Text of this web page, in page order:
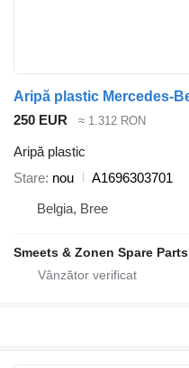
250 EUR ≈ 1.312 RON
Aripă plastic
Stare nou
A1696303701
Belgia, Bree
Smeets & Zonen Spare Parts